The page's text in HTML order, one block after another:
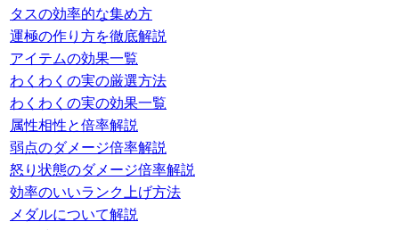
タスの効率的な集め方
運極の作り方を徹底解説
アイテムの効果一覧
わくわくの実の厳選方法
わくわくの実の効果一覧
属性相性と倍率解説
弱点のダメージ倍率解説
怒り状態のダメージ倍率解説
効率のいいランク上げ方法
メダルについて解説